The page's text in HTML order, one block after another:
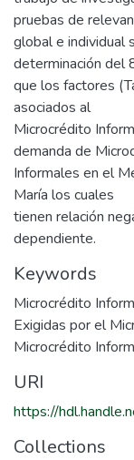
pruebas de
global e individual
determinación del
que los factores
asociados al
Microcrédito
demanda de
Informales en el
María los cuales
tienen relación
dependiente.
Keywords
Microcrédito
Exigidas por el
Microcrédito
URI
https://
Collections